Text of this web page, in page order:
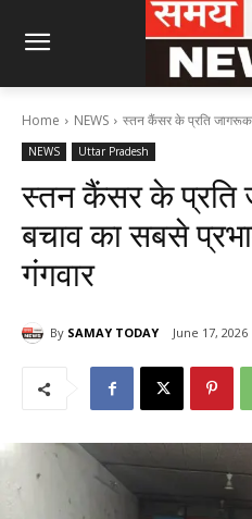
Home NEWS स्तन कैंसर के प्रति
NEWS Uttar Pradesh
स्तन कैंसर के प्रति
बचाव का सबसे
गंगवार
By SAMAY TODAY June 17, 2026